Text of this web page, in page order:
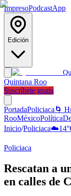
ImpresoPodcastApp
Edición
Quintana Roo
Suscríbete gratis
PortadaPoliciaca 🌀
RooMéxicoPolítica
Inicio/Policiaca☁️14
Policiaca
Rescatan a
en calles de